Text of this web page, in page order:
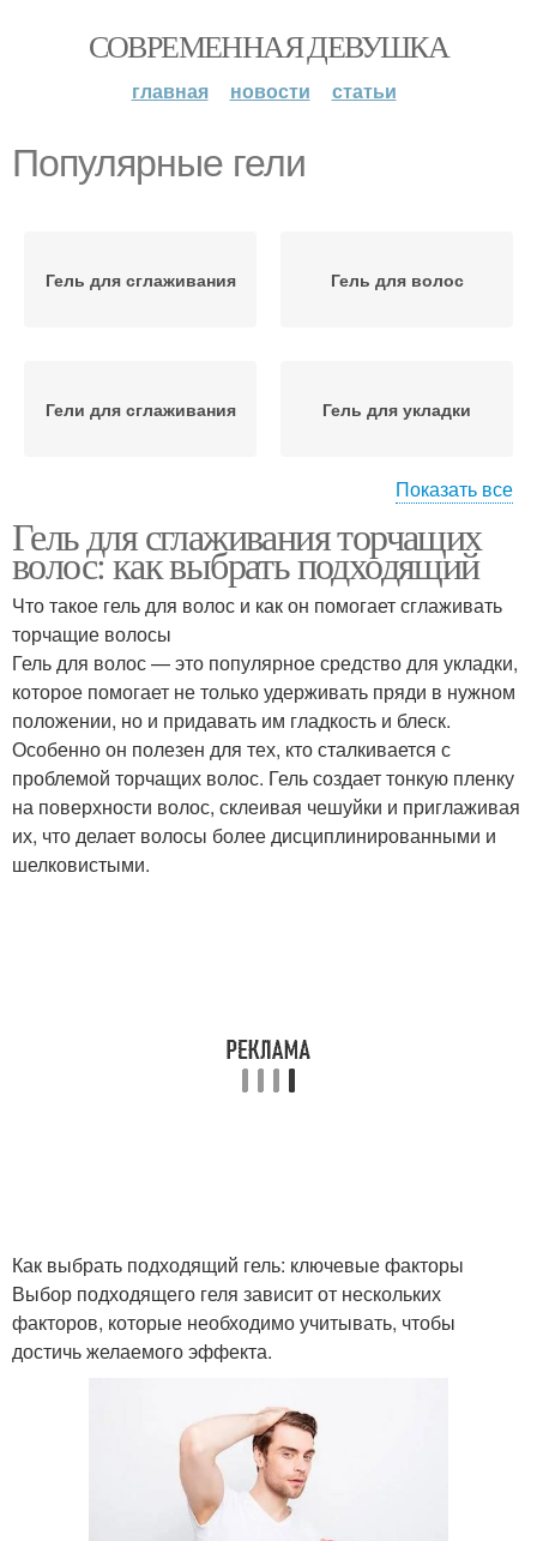
СОВРЕМЕННАЯ ДЕВУШКА
главная новости статьи
Популярные гели
Гель для сглаживания Гель для волос
Гели для сглаживания Гель для укладки
Ингредиенты в геле Гели для укладки
Гели для кудрявых
волос
Показать все
Гель для сглаживания торчащих
волос: как выбрать подходящий
Что такое гель для волос и как он помогает сглаживать
торчащие волосы
Гель для волос — это популярное средство для укладки,
которое помогает не только удерживать пряди в нужном
положении, но и придавать им гладкость и блеск.
Особенно он полезен для тех, кто сталкивается с
проблемой торчащих волос. Гель создает тонкую пленку
на поверхности волос, склеивая чешуйки и приглаживая
их, что делает волосы более дисциплинированными и
шелковистыми.
Как выбрать подходящий гель: ключевые факторы
Выбор подходящего геля зависит от нескольких
факторов, которые необходимо учитывать, чтобы
достичь желаемого эффекта.